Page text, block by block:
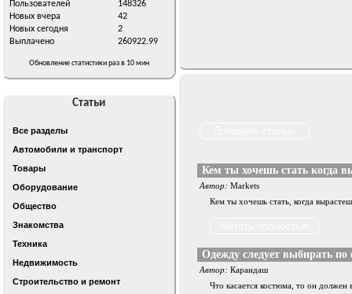
Пользователей
148326
Новых вчера
42
Новых сегодня
2
Выплачено
260922.99
Обновление статистики раз в 10 мин
Статьи
Все разделы
Автомобили и транспорт
Товары
Оборудование
Общество
Знакомства
Техника
Недвижимость
Строительство и ремонт
Кем ты хочешь стать когда
Автор: Markets
Кем ты хочешь стать, когда
Одежду следует выбирать по
Автор: Карандаш
Что касается костюма, то он должен